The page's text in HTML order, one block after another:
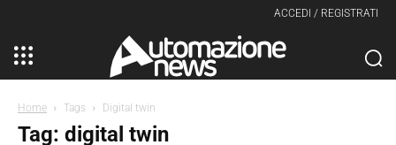
ACCEDI / REGISTRATI
Home Tags Digital twin
Tag: digital twin